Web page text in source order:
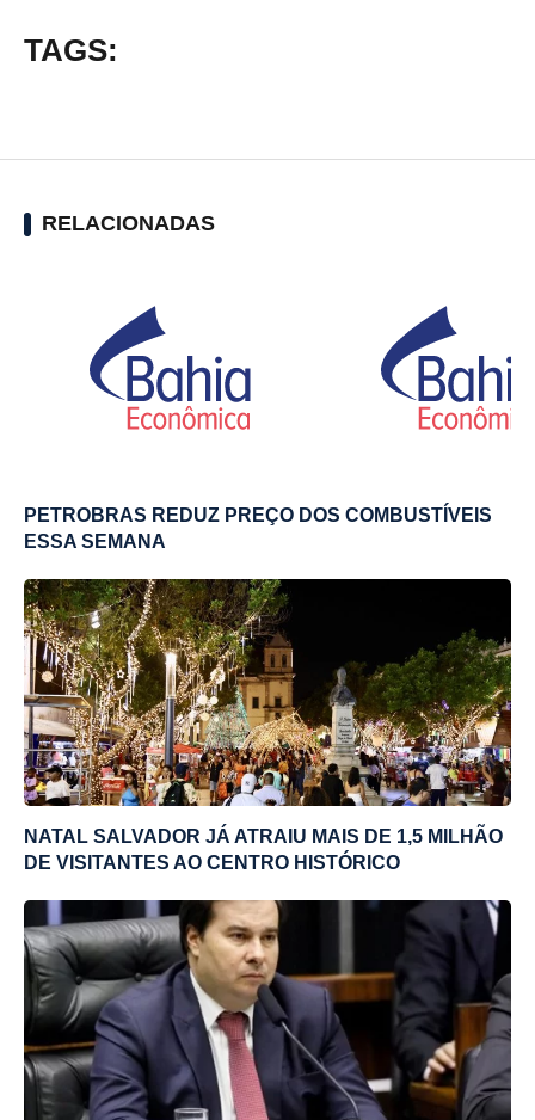
TAGS:
RELACIONADAS
PETROBRAS REDUZ PREÇO DOS COMBUSTÍVEIS
ESSA SEMANA
NATAL SALVADOR JÁ ATRAIU MAIS DE 1,5 MILHÃO
DE VISITANTES AO CENTRO HISTÓRICO